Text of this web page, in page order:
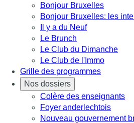
Bonjour Bruxelles
Bonjour Bruxelles: les
Il y a du Neuf
Le Brunch
Le Club du Dimanche
Le Club de l'Immo
Grille des programmes
Nos dossiers
Colère des enseignants
Foyer anderlechtois
Nouveau gouvernement